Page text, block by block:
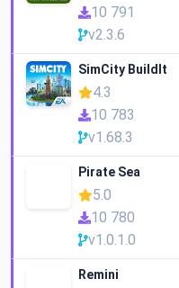
10 791
v2.3.6
SimCity BuildIt
4.3
10 783
v1.68.3
Pirate Sea
5.0
10 780
v1.0.1.0
Remini